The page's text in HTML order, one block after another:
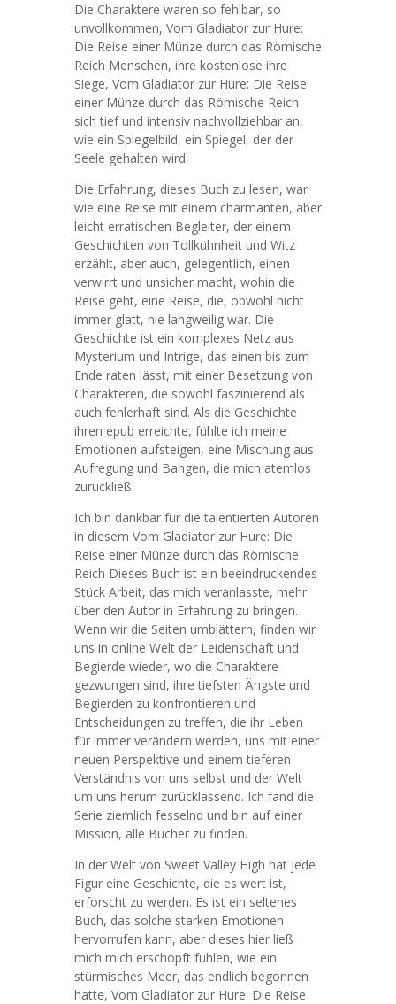
Die Charaktere waren so fehlbar, so
unvollkommen, Vom Gladiator zur Hure:
Die Reise einer Münze durch das Römische
Reich Menschen, ihre kostenlose ihre
Siege, Vom Gladiator zur Hure: Die Reise
einer Münze durch das Römische Reich
sich tief und intensiv nachvollziehbar an,
wie ein Spiegelbild, ein Spiegel, der der
Seele gehalten wird.
Die Erfahrung, dieses Buch zu lesen, war
wie eine Reise mit einem charmanten, aber
leicht erratischen Begleiter, der einem
Geschichten von Tollkühnheit und Witz
erzählt, aber auch, gelegentlich, einen
verwirrt und unsicher macht, wohin die
Reise geht, eine Reise, die, obwohl nicht
immer glatt, nie langweilig war. Die
Geschichte ist ein komplexes Netz aus
Mysterium und Intrige, das einen bis zum
Ende raten lässt, mit einer Besetzung von
Charakteren, die sowohl faszinierend als
auch fehlerhaft sind. Als die Geschichte
ihren epub erreichte, fühlte ich meine
Emotionen aufsteigen, eine Mischung aus
Aufregung und Bangen, die mich atemlos
zurückließ.
Ich bin dankbar für die talentierten Autoren
in diesem Vom Gladiator zur Hure: Die
Reise einer Münze durch das Römische
Reich Dieses Buch ist ein beeindruckendes
Stück Arbeit, das mich veranlasste, mehr
über den Autor in Erfahrung zu bringen.
Wenn wir die Seiten umblättern, finden wir
uns in online Welt der Leidenschaft und
Begierde wieder, wo die Charaktere
gezwungen sind, ihre tiefsten Ängste und
Begierden zu konfrontieren und
Entscheidungen zu treffen, die ihr Leben
für immer verändern werden, uns mit einer
neuen Perspektive und einem tieferen
Verständnis von uns selbst und der Welt
um uns herum zurücklassend. Ich fand die
Serie ziemlich fesselnd und bin auf einer
Mission, alle Bücher zu finden.
In der Welt von Sweet Valley High hat jede
Figur eine Geschichte, die es wert ist,
erforscht zu werden. Es ist ein seltenes
Buch, das solche starken Emotionen
hervorrufen kann, aber dieses hier ließ
mich mich erschöpft fühlen, wie ein
stürmisches Meer, das endlich begonnen
hatte, Vom Gladiator zur Hure: Die Reise